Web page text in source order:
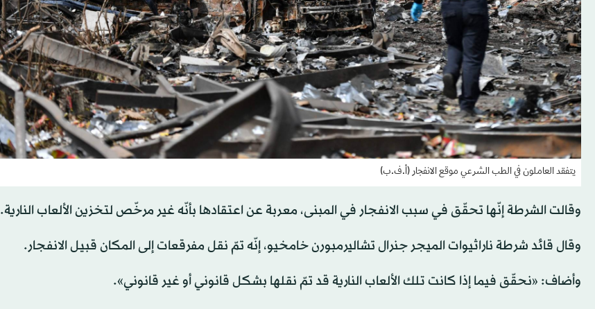
يتفقد العاملون في الطب الشرعي موقع الانفجار (أ.ف.ب)
وقالت الشرطة إنّها تحقّق في سبب الانفجار في المبنى، معربة عن اعتقادها بأنّه غير مرخّص لتخزين الألعاب النارية.
وقال قائد شرطة ناراثيوات الميجر جنرال تشاليرمبورن خامخيو، إنّه تمّ نقل مفرقعات إلى المكان قبيل الانفجار.
وأضاف: «نحقّق فيما إذا كانت تلك الألعاب النارية قد تمّ نقلها بشكل قانوني أو غير قانوني».